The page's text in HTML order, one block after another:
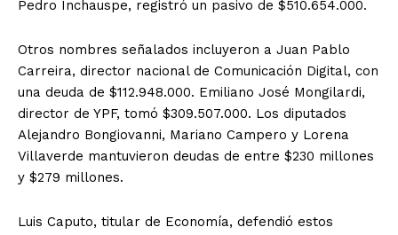
Pedro Inchauspe, registró un pasivo de $510.654.000.
Otros nombres señalados incluyeron a Juan Pablo
Carreira, director nacional de Comunicación Digital, con
una deuda de $112.948.000. Emiliano José Mongilardi,
director de YPF, tomó $309.507.000. Los diputados
Alejandro Bongiovanni, Mariano Campero y Lorena
Villaverde mantuvieron deudas de entre $230 millones
y $279 millones.
Luis Caputo, titular de Economía, defendió estos